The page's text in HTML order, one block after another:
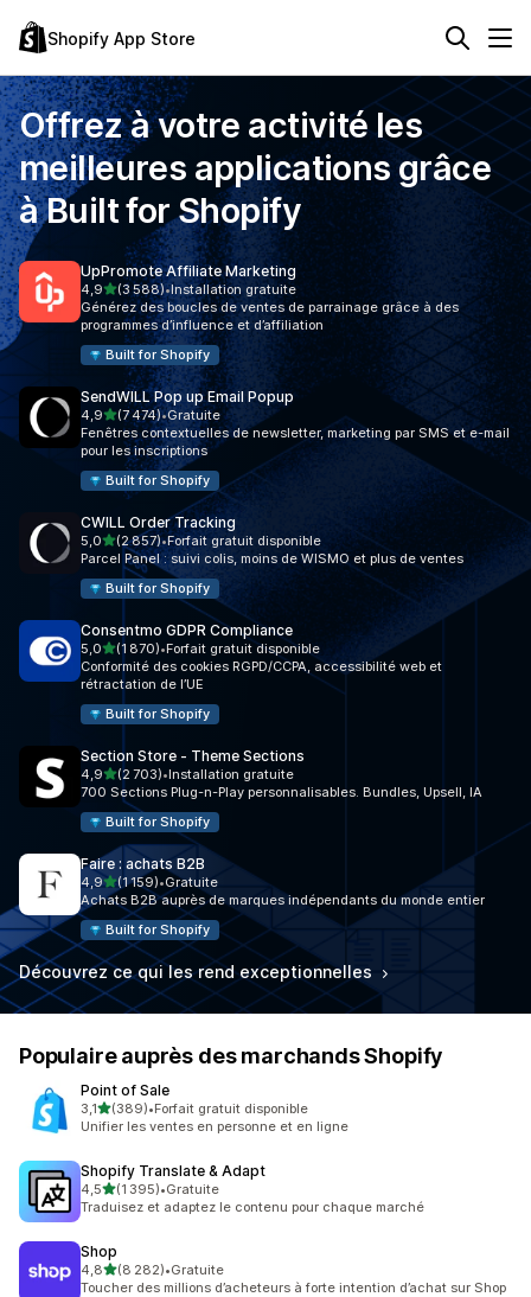
Shopify App Store
Offrez à votre activité les
meilleures applications grâce
àBuilt for Shopify
UpPromote Affiliate Marketing
4,9étoile(s) sur 5
(3 588)
3588 avis au total
•Installation gratuite
Générez des boucles de ventes de parrainage grâce à des
programmes d’influence et d’affiliation
Built for Shopify
SendWILL Pop up Email Popup
4,9étoile(s) sur 5
(7 474)
7474 avis au total
•Gratuite
Fenêtres contextuelles de newsletter, marketing par SMS et e-mail
pour les inscriptions
Built for Shopify
CWILL Order Tracking
5,0étoile(s) sur 5
(2 857)
2857 avis au total
•Forfait gratuit disponible
Parcel Panel : suivi colis, moins de WISMO et plus de ventes
Built for Shopify
Consentmo GDPR Compliance
5,0étoile(s) sur 5
(1 870)
1870 avis au total
•Forfait gratuit disponible
Conformité des cookies RGPD/CCPA, accessibilité web et
rétractation de l’UE
Built for Shopify
Section Store ‑ Theme Sections
4,9étoile(s) sur 5
(2 703)
2703 avis au total
•Installation gratuite
700 Sections Plug-n-Play personnalisables. Bundles, Upsell, IA
Built for Shopify
Faire : achats B2B
4,9étoile(s) sur 5
(1 159)
1159 avis au total
•Gratuite
Achats B2B auprès de marques indépendants du monde entier
Built for Shopify
Découvrez ce qui les rend exceptionnelles
Populaire auprès des marchands Shopify
Point of Sale
3,1étoile(s) sur 5
(389)
389 avis au total
•Forfait gratuit disponible
Unifier les ventes en personne et en ligne
Shopify Translate & Adapt
4,5étoile(s) sur 5
(1 395)
1395 avis au total
•Gratuite
Traduisez et adaptez le contenu pour chaque marché
Shop
4,8étoile(s) sur 5
(8 282)
8282 avis au total
•Gratuite
Toucher des millions d’acheteurs à forte intention d’achat sur Shop